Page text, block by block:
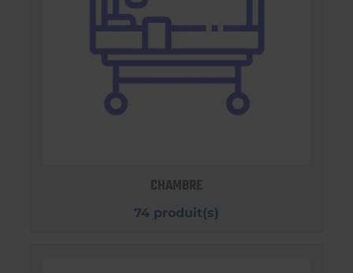
CHAMBRE
74 produit(s)